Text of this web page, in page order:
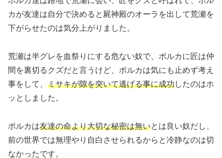
カが友達は自分で決めると屍神殿のオーラを出して荒瀬を
下がらせたのは気分上がりました。
荒瀬は半グレを血祭りにする危ない奴で、ポルカに匠は仲
間を裏切るクズだと言うけど、ポルカは気にも止めず考え
事をして、 ミサキが隙を突いて逃げる事に成功したのはホ
ッとしました。
ポルカは友達の命より大切な秘密は無いとは良い奴だし、
前の世界では無理やり自白させられるからと冷静なのは切
なかったです。